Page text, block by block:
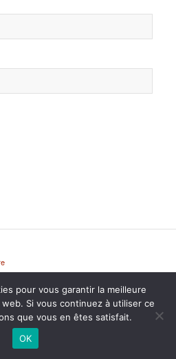
pour vous garantir la meilleure
Si vous continuez à utiliser ce
que vous en êtes satisfait.
OK